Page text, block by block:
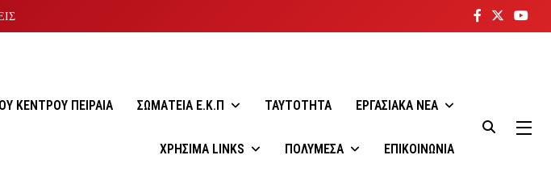
ΚΕΝΤΡΟΥ ΠΕΙΡΑΙΑ ΣΩΜΑΤΕΙA E.K.Π ΤΑΥΤΟΤΗΤΑ ΕΡΓΑΣΙΑΚΑ ΝΕΑ
ΧΡΗΣΙΜΑ LINKS ΠΟΛΥΜΕΣΑ ΕΠΙΚΟΙΝΩΝΙΑ